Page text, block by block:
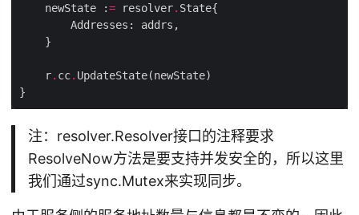
    newState :
= resolver.
    r
. cc.
注：resolver.Resolver接口的注释要求
ResolveNow方法是要支持并发安全的，所以这里
我们通过sync.Mutex来实现同步。